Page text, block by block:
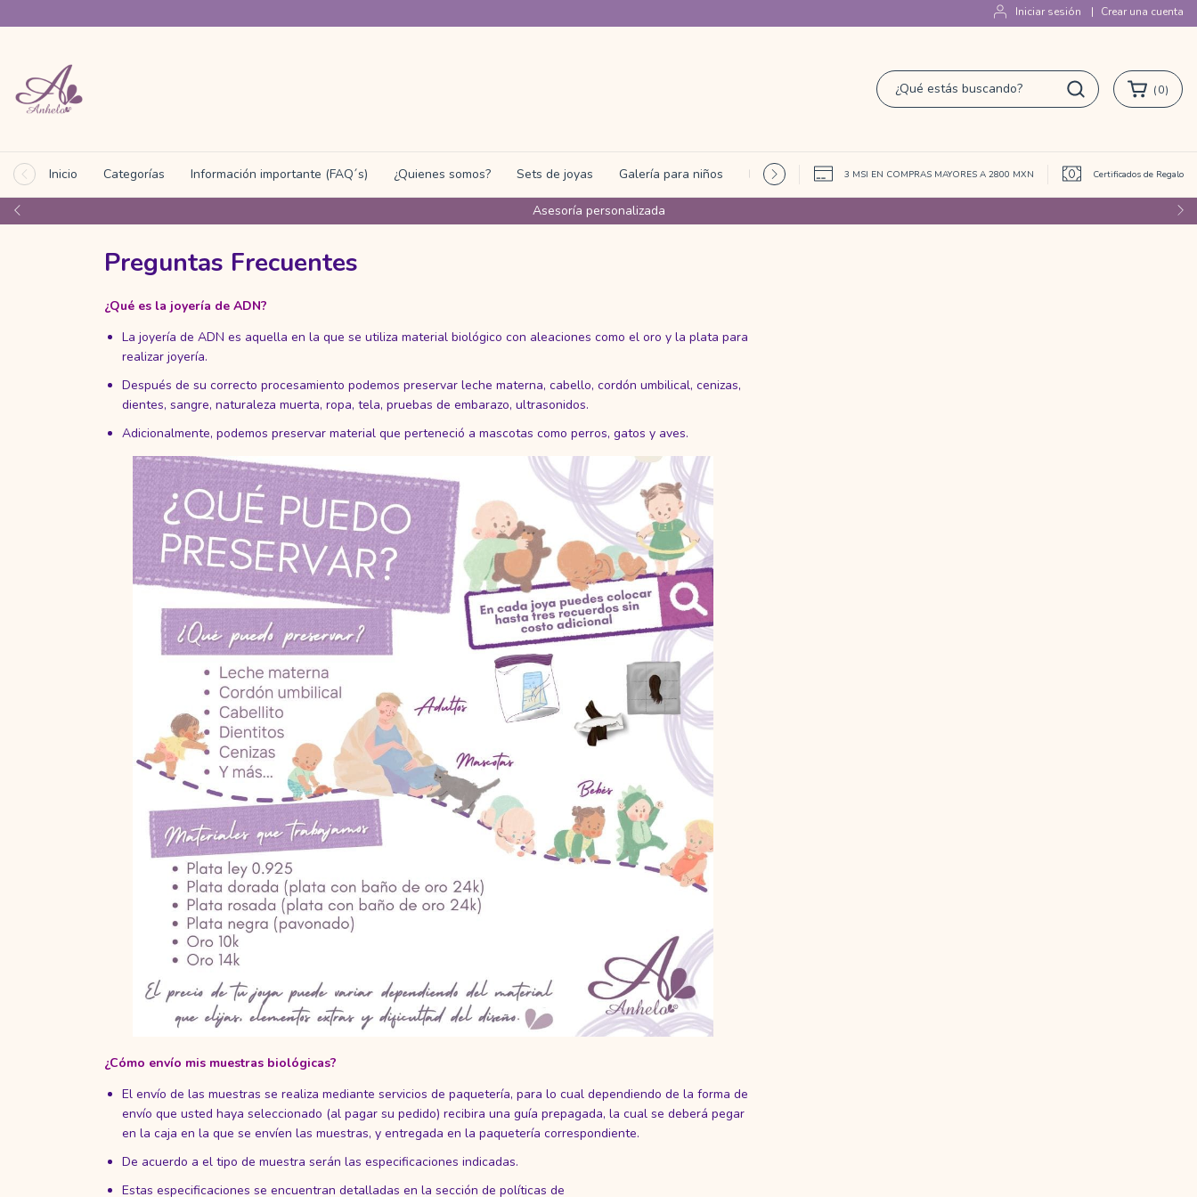
Iniciar sesión | Crear una cuenta
Asesoría personalizada
(0)
Inicio Categorías Información importante (FAQ´s) ¿Quienes somos? Sets de joyas Galería para niños Programa de afiliados3 MSI EN COMPRAS MAYORES A 2800 MXN Certificados de Regalo
Preguntas Frecuentes
¿Qué es la joyería de ADN?
La joyería de ADN es aquella en la que se utiliza material biológico con aleaciones como el oro y la plata para
realizar joyería.
Después de su correcto procesamiento podemos preservar leche materna, cabello, cordón umbilical, cenizas,
dientes, sangre, naturaleza muerta, ropa, tela, pruebas de embarazo, ultrasonidos.
Adicionalmente, podemos preservar material que perteneció a mascotas como perros, gatos y aves.
¿Cómo envío mis muestras biológicas?
El envío de las muestras se realiza mediante servicios de paquetería, para lo cual dependiendo de la forma de
envío que usted haya seleccionado (al pagar su pedido) recibira una guía prepagada, la cual se deberá pegar
en la caja en la que se envíen las muestras, y entregada en la paquetería correspondiente.
De acuerdo a el tipo de muestra serán las especificaciones indicadas.
Estas especificaciones se encuentran detalladas en la sección de políticas de